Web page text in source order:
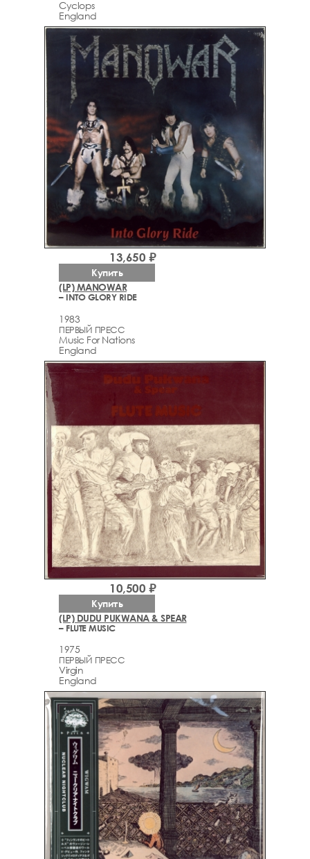
Cyclops
England
(LP) MANOWAR
– INTO GLORY RIDE
1983
ПЕРВЫЙ ПРЕСС
Music For Nations
England
13,650 ₽
Купить
(LP) DUDU PUKWANA & SPEAR
– FLUTE MUSIC
1975
ПЕРВЫЙ ПРЕСС
Virgin
England
10,500 ₽
Купить